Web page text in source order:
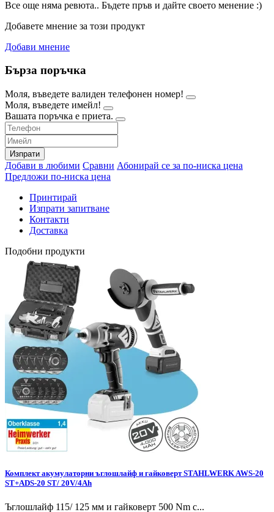
Все още няма ревюта.. Бъдете пръв и дайте своето менение :)
Добавете мнение за този продукт
Добави мнение
Бърза поръчка
Моля, въведете валиден телефонен номер!
Моля, въведете имейл!
Вашата поръчка е приета.
Изпрати
Добави в любими Сравни Абонирай се за по-ниска цена
Предложи по-ниска цена
Принтирай
Изпрати запитване
Контакти
Доставка
Подобни продукти
Комплект акумулаторни ъглошлайф и гайковерт STAHLWERK AWS-20
ST+ADS-20 ST/ 20V/4Ah
Ъглошлайф 115/ 125 мм и гайковерт 500 Nm с...